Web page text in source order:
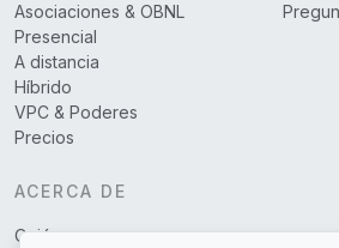
Asociaciones & OBNL
Presencial
A distancia
Híbrido
VPC & Poderes
Precios
ACERCA DE
Quiénes somos